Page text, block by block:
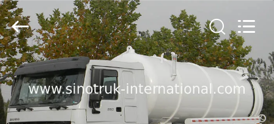
বাড়ি
পণ্য
SINOTRUK
INTERNATIONAL
CO.,
LTD..
All
Rights
Reserved.